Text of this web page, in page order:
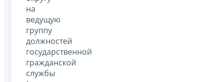
на
ведущую
группу
должностей
государственной
гражданской
службы